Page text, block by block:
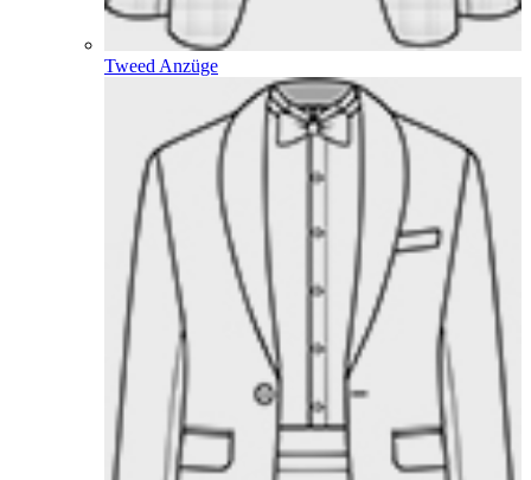
Tweed Anzüge